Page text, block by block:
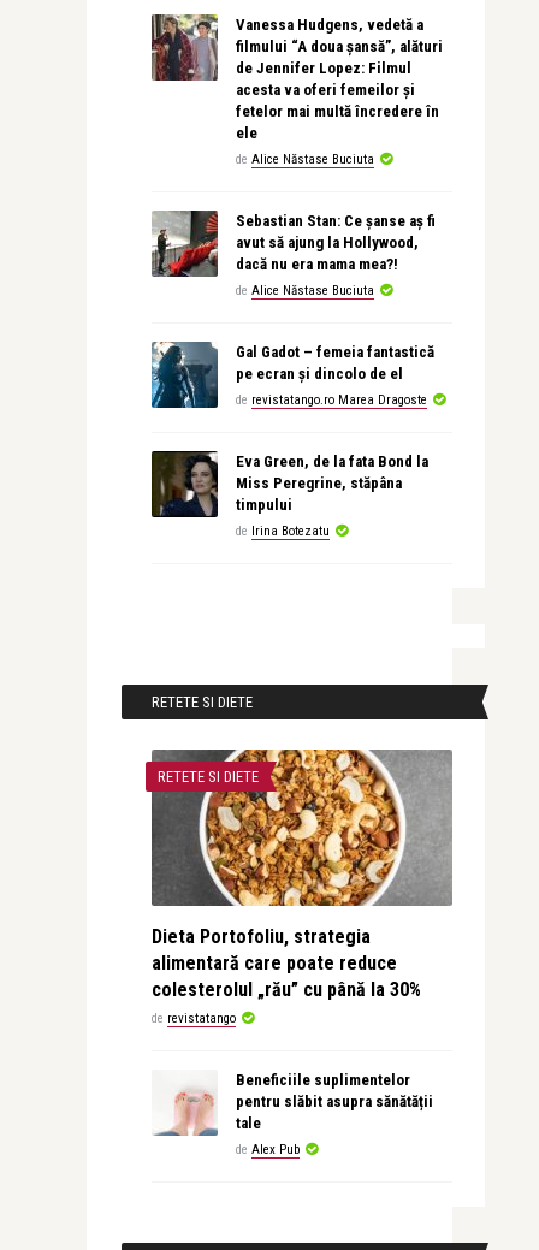
Vanessa Hudgens, vedetă a
filmului “A doua șansă”, alături
de Jennifer Lopez: Filmul
acesta va oferi femeilor și
fetelor mai multă încredere în
ele
de Alice Năstase Buciuta
Sebastian Stan: Ce șanse aș fi
avut să ajung la Hollywood,
dacă nu era mama mea?!
de Alice Năstase Buciuta
Gal Gadot – femeia fantastică
pe ecran și dincolo de el
de revistatango.ro Marea Dragoste
Eva Green, de la fata Bond la
Miss Peregrine, stăpâna
timpului
de Irina Botezatu
RETETE SI DIETE
RETETE SI DIETE
Dieta Portofoliu, strategia
alimentară care poate reduce
colesterolul „rău” cu până la 30%
de revistatango
Beneficiile suplimentelor
pentru slăbit asupra sănătății
tale
de Alex Pub